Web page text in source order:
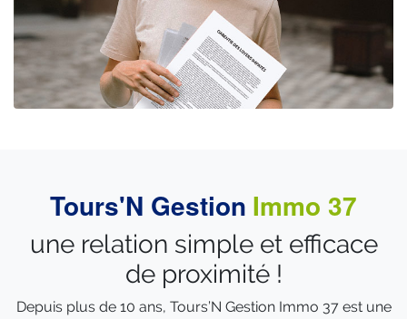
Tours'N Gestion Immo 37
une relation simple et efficace
de proximité !
Depuis plus de 10 ans, Tours’N Gestion Immo 37 est une